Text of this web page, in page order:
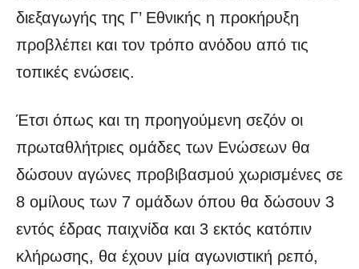
διεξαγωγής της Γ’ Εθνικής η προκήρυξη
προβλέπει και τον τρόπο ανόδου από τις
τοπικές ενώσεις.
Έτσι όπως και τη προηγούμενη σεζόν οι
πρωταθλήτριες ομάδες των Ενώσεων θα
δώσουν αγώνες προβιβασμού χωρισμένες σε
8 ομίλους των 7 ομάδων όπου θα δώσουν 3
εντός έδρας παιχνίδα και 3 εκτός κατόπιν
κλήρωσης, θα έχουν μία αγωνιστική ρεπό,